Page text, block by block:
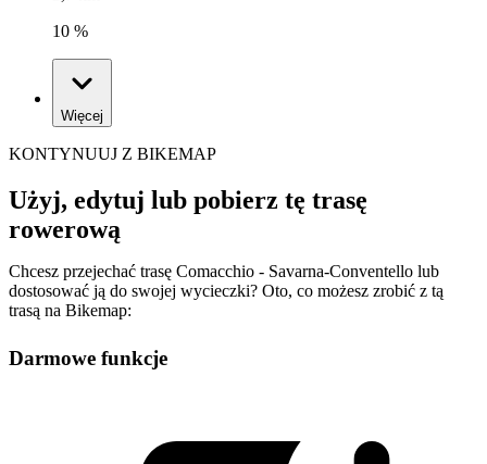
10 %
Więcej
KONTYNUUJ Z BIKEMAP
Użyj, edytuj lub pobierz tę trasę
rowerową
Chcesz przejechać trasę Comacchio - Savarna-Conventello lub
dostosować ją do swojej wycieczki? Oto, co możesz zrobić z tą
trasą na Bikemap:
Darmowe funkcje